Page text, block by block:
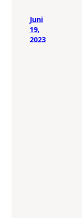
Juni
19,
2023